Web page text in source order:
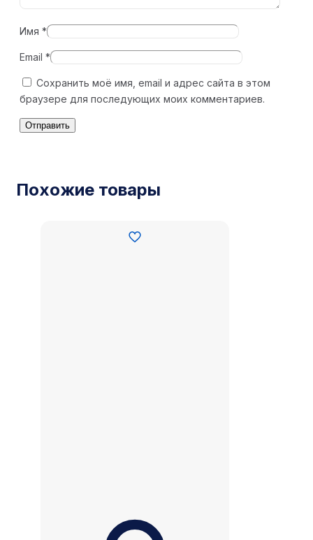
Имя *
Email *
Сохранить моё имя, email и адрес сайта в этом
браузере для последующих моих комментариев.
Похожие товары